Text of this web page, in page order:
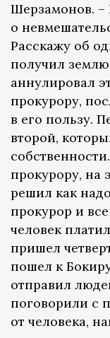
Шерзамонов. –
о
Расскажу об
получил
аннулировал
прокурору,
в его пользу.
второй,
прокурору, на
решил как
прокурор и
человек
пришел
пошел к
отправил
поговорили с
от человека,